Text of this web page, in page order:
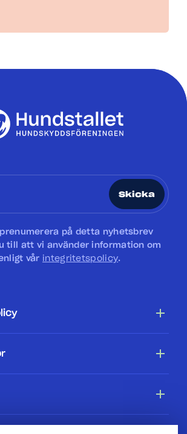
Skicka
på detta nyhetsbrev
till att vi använder information om
vår integritetspolicy.